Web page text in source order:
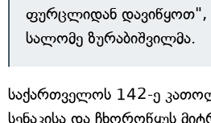
ფურცლიდან დავიწყოთ",
სალომე ზურაბიშვილმა.
საქართველოს 142-ე
სენაკისა და ჩხოროწყუს